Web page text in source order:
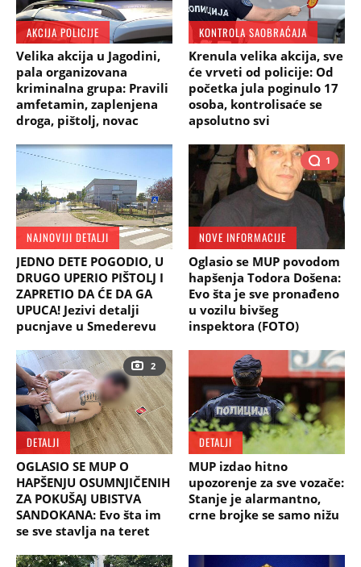
AKCIJA POLICIJE
Velika akcija u Jagodini,
pala organizovana
kriminalna grupa: Pravili
amfetamin, zaplenjena
droga, pištolj, novac
KONTROLA SAOBRAĆAJA
Krenula velika akcija, sve
će vrveti od policije: Od
početka jula poginulo 17
osoba, kontrolisaće se
apsolutno svi
NAJNOVIJI DETALJI
JEDNO DETE POGODIO, U
DRUGO UPERIO PIŠTOLJ I
ZAPRETIO DA ĆE DA GA
UPUCA! Jezivi detalji
pucnjave u Smederevu
1
NOVE INFORMACIJE
Oglasio se MUP povodom
hapšenja Todora Došena:
Evo šta je sve pronađeno
u vozilu bivšeg
inspektora (FOTO)
2
DETALJI
OGLASIO SE MUP O
HAPŠENJU OSUMNJIČENIH
ZA POKUŠAJ UBISTVA
SANDOKANA: Evo šta im
se sve stavlja na teret
DETALJI
MUP izdao hitno
upozorenje za sve vozače:
Stanje je alarmantno,
crne brojke se samo nižu